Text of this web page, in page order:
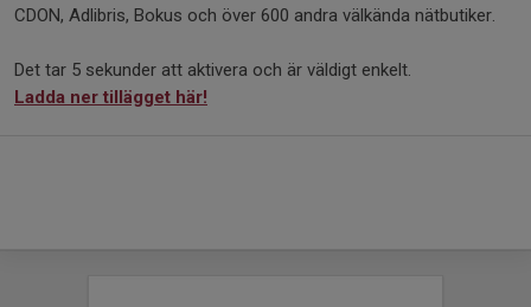
CDON, Adlibris, Bokus och över 600 andra välkända nätbutiker.
Det tar 5 sekunder att aktivera och är väldigt enkelt.
Ladda ner tillägget här!